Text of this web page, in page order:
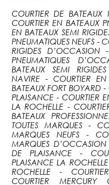
COURTIER DE
COURTIER EN BATEAUX
EN BATEAUX SEMI
PNEUMATIQUES NEUFS -
RIGIDES D’OCCASION
PNEUMATIQUES
BATEAUX SEMI
NAVIRE - COURTIER
BATEAUX FORT BOYARD
PLAISANCE - COURTIER
LA ROCHELLE -
BATEAUX
TOUTES MARQUES -
MARQUES NEUFS -
MARQUES
DE PLAISANCE -
PLAISANCE LA
ROCHELLE -
COURTIER MERCURY